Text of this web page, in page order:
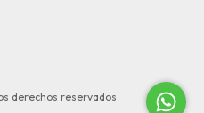
derechos reservados.